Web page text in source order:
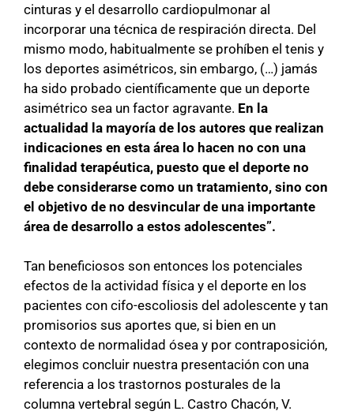
cinturas y el desarrollo cardiopulmonar al
incorporar una técnica de respiración directa. Del
mismo modo, habitualmente se prohíben el tenis y
los deportes asimétricos, sin embargo, (…) jamás
ha sido probado científicamente que un deporte
asimétrico sea un factor agravante. En la
actualidad la mayoría de los autores que realizan
indicaciones en esta área lo hacen no con una
finalidad terapéutica, puesto que el deporte no
debe considerarse como un tratamiento, sino con
el objetivo de no desvincular de una importante
área de desarrollo a estos adolescentes”.
Tan beneficiosos son entonces los potenciales
efectos de la actividad física y el deporte en los
pacientes con cifo-escoliosis del adolescente y tan
promisorios sus aportes que, si bien en un
contexto de normalidad ósea y por contraposición,
elegimos concluir nuestra presentación con una
referencia a los trastornos posturales de la
columna vertebral según L. Castro Chacón, V.